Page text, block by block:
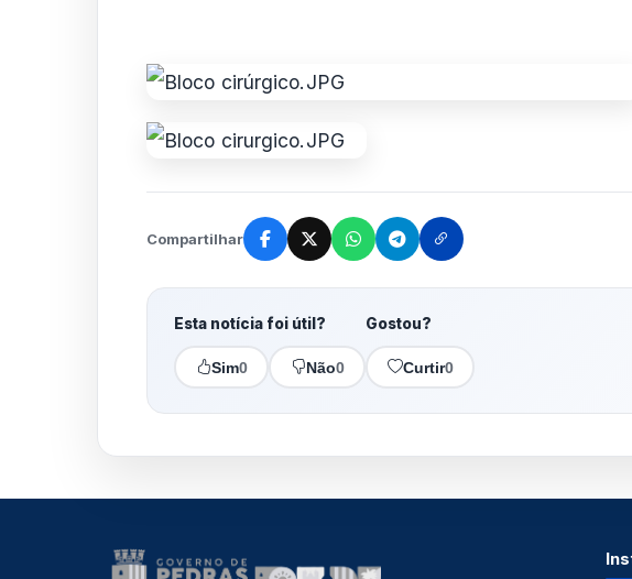
Compartilhar
Esta notícia foi útil?
Sim0 Não0
Gostou?
Curtir0